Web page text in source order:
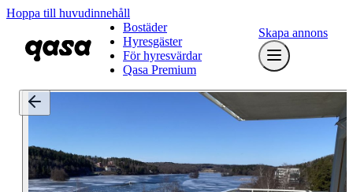
Hoppa till huvudinnehåll
Bostäder
Hyresgäster
För hyresvärdar
Qasa Premium
Skapa annons